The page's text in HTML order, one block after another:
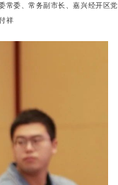
常委、常务副市长、嘉兴经开区党
祥